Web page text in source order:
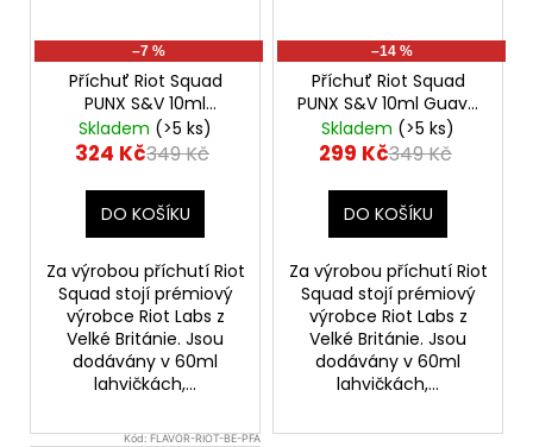
–7 %
Příchuť Riot Squad
PUNX S&V 10ml
Strawberry & Pink
Apple (Jahoda a
Skladem (>5 ks)
324 Kč349 Kč
DO KOŠÍKU
Za výrobou příchutí Riot
Squad stojí prémiový
výrobce Riot Labs z
Velké Británie. Jsou
dodávány v 60ml
lahvičkách,...
–14 %
Příchuť Riot Squad
PUNX S&V 10ml Guava
Passionfruit &
Pineapple (Guava,
Skladem (>5 ks)
299 Kč349 Kč
DO KOŠÍKU
Za výrobou příchutí Riot
Squad stojí prémiový
výrobce Riot Labs z
Velké Británie. Jsou
dodávány v 60ml
lahvičkách,...
Kód: FLAVOR-RIOT-BE-PFA